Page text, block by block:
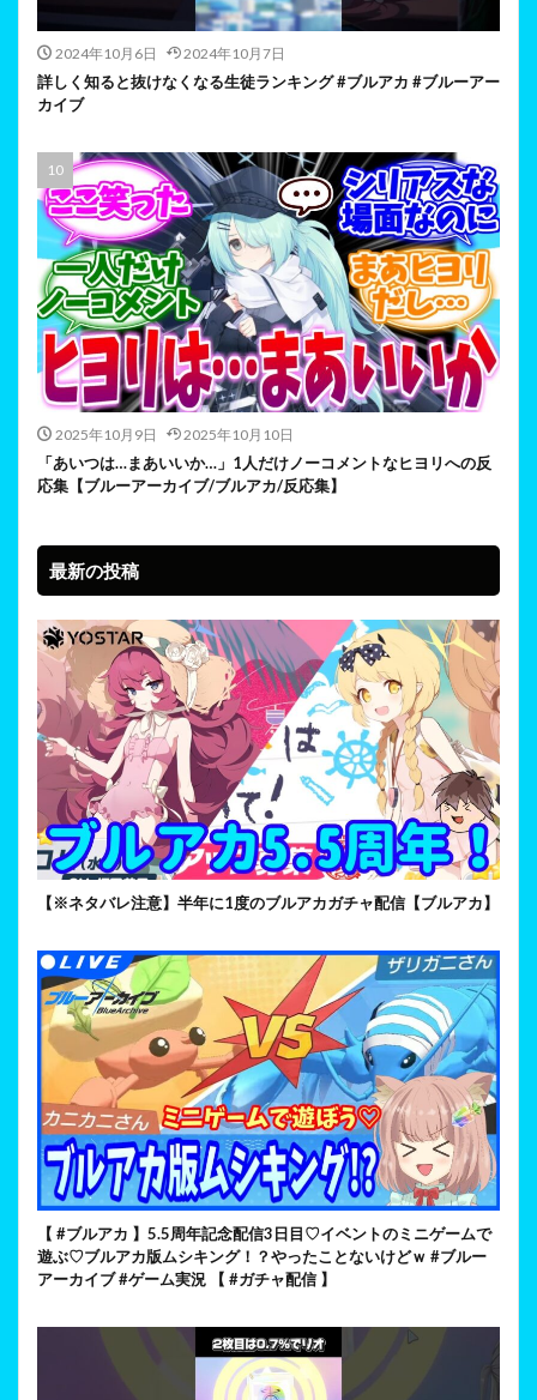
2024年10月6日 2024年10月7日
詳しく知ると抜けなくなる生徒ランキング #ブルアカ #ブルーアー
カイブ
2025年10月9日 2025年10月10日
「あいつは…まあいいか…」1人だけノーコメントなヒヨリへの反
応集【ブルーアーカイブ/ブルアカ/反応集】
最新の投稿
【※ネタバレ注意】半年に1度のブルアカガチャ配信【ブルアカ】
【 #ブルアカ 】5.5周年記念配信3日目♡イベントのミニゲームで
遊ぶ♡ブルアカ版ムシキング！？やったことないけどｗ #ブルー
アーカイブ #ゲーム実況 【 #ガチャ配信 】